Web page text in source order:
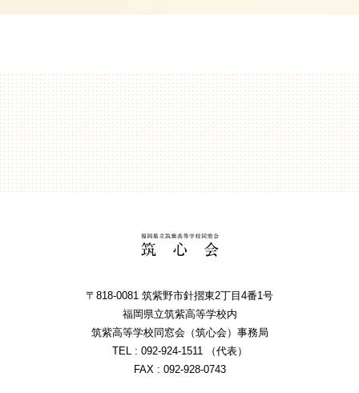
〒818-0081 筑紫野市針摺東2丁⽬4番1号
福岡県⽴筑紫⾼等学校内
筑紫⾼等学校同窓会（筑⼼会）事務局
TEL : 092-924-1511 （代表）
FAX : 092-928-0743